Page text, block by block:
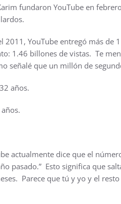
fundaron YouTube en
YouTube entregó más de
1.46 billones de vistas. Te
señalé que un millón de
años.
actualmente dice que el
pasado.” Esto significa que
Parece que tú y yo y el